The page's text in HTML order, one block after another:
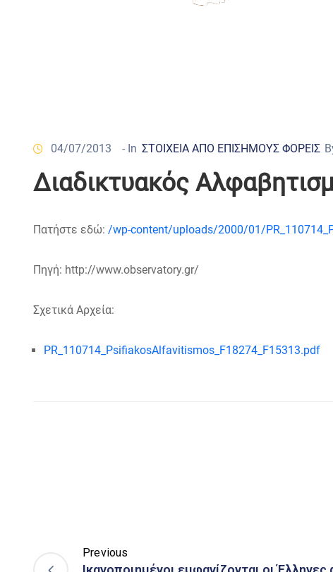
04/07/2013 - In ΣΤΟΙΧΕΙΑ ΑΠΟ ΕΠΙΣΗΜΟΥΣ ΦΟΡΕΙΣ
Διαδικτυακός
Πατήστε εδώ: /wp-content/uploads/2000/01/
Πηγή: http://www.observatory.gr/
Σχετικά Αρχεία:
PR_110714_PsifiakosAlfavitismos_F18274_F15313.pdf
Previous